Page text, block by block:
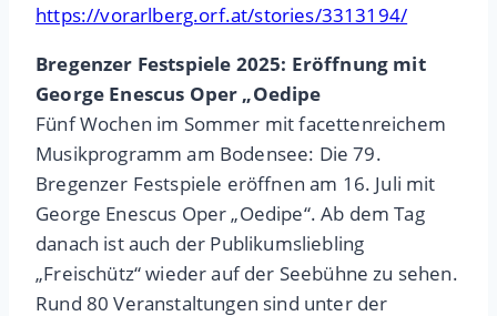
https://vorarlberg.orf.at/stories/3313194/
Bregenzer Festspiele 2025: Eröffnung mit
George Enescus Oper „Oedipe
Fünf Wochen im Sommer mit facettenreichem
Musikprogramm am Bodensee: Die 79.
Bregenzer Festspiele eröffnen am 16. Juli mit
George Enescus Oper „Oedipe“. Ab dem Tag
danach ist auch der Publikumsliebling
„Freischütz“ wieder auf der Seebühne zu sehen.
Rund 80 Veranstaltungen sind unter der